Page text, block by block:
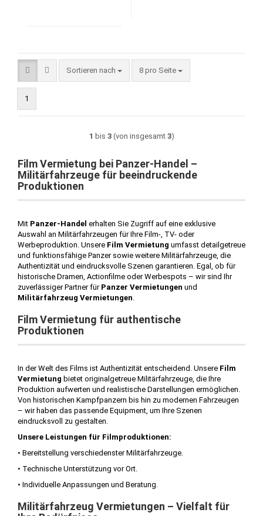
Sortieren nach
Sortieren nach 8 pro Seite
pro Seite
1
1 bis 3(von insgesamt 3)
Film Vermietung bei Panzer-Handel –
Militärfahrzeuge für beeindruckende
Produktionen
Mit Panzer-Handel erhalten Sie Zugriff auf eine exklusive
Auswahl an Militärfahrzeugen für Ihre Film-, TV- oder
Werbeproduktion. Unsere Film Vermietung umfasst detailgetreue
und funktionsfähige Panzer sowie weitere Militärfahrzeuge, die
Authentizität und eindrucksvolle Szenen garantieren. Egal, ob für
historische Dramen, Actionfilme oder Werbespots – wir sind Ihr
zuverlässiger Partner für Panzer Vermietungen und
Militärfahrzeug Vermietungen.
Film Vermietung für authentische
Produktionen
In der Welt des Films ist Authentizität entscheidend. Unsere Film
Vermietung bietet originalgetreue Militärfahrzeuge, die Ihre
Produktion aufwerten und realistische Darstellungen ermöglichen.
Von historischen Kampfpanzern bis hin zu modernen Fahrzeugen
– wir haben das passende Equipment, um Ihre Szenen
eindrucksvoll zu gestalten.
Unsere Leistungen für Filmproduktionen:
• Bereitstellung verschiedenster Militärfahrzeuge.
• Technische Unterstützung vor Ort.
• Individuelle Anpassungen und Beratung.
Militärfahrzeug Vermietungen – Vielfalt für